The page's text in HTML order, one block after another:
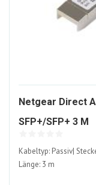
Netgear Direct
SFP+/SFP+ 3 M
Kabeltyp: Passiv|
Länge: 3 m